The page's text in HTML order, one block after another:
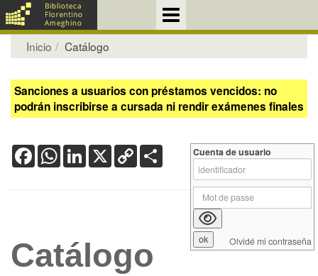
Inicio Catálogo
Sanciones a usuarios con préstamos vencidos: no
podrán inscribirse a cursada ni rendir exámenes finales
FacebookWhatsApp
LinkedIn
X Copy
Link
Catálogo
Cuenta de usuario
Olvidé mi contraseña